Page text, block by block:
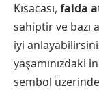
Kısacası, falda
sahiptir ve bazı
iyi
yaşamınızdaki
sembol